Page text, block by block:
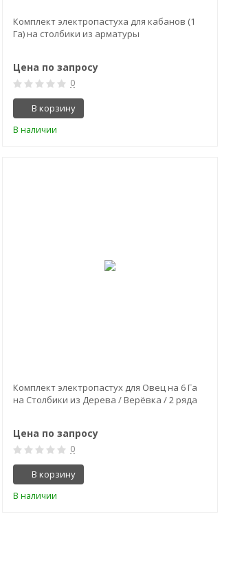
Комплект электропастуха для кабанов (1
Га) на столбики из арматуры
Цена по запросу
0
В корзину
В наличии
Комплект электропастух для Овец на 6 Га
на Столбики из Дерева / Верёвка / 2 ряда
Цена по запросу
0
В корзину
В наличии